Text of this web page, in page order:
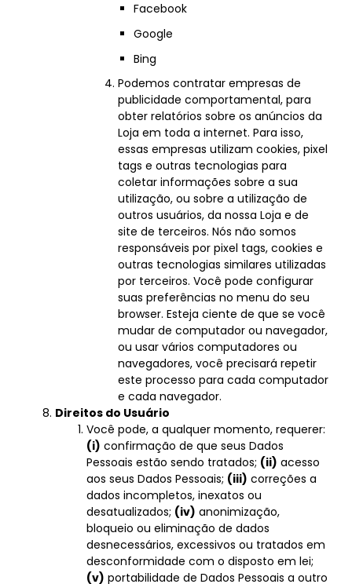
Facebook
Google
Bing
Podemos contratar empresas de
publicidade comportamental, para
obter relatórios sobre os anúncios da
Loja em toda a internet. Para isso,
essas empresas utilizam cookies, pixel
tags e outras tecnologias para
coletar informações sobre a sua
utilização, ou sobre a utilização de
outros usuários, da nossa Loja e de
site de terceiros. Nós não somos
responsáveis por pixel tags, cookies e
outras tecnologias similares utilizadas
por terceiros. Você pode configurar
suas preferências no menu do seu
browser. Esteja ciente de que se você
mudar de computador ou navegador,
ou usar vários computadores ou
navegadores, você precisará repetir
este processo para cada computador
e cada navegador.
Direitos do Usuário
Você pode, a qualquer momento, requerer:
(i) confirmação de que seus Dados
Pessoais estão sendo tratados; (ii) acesso
aos seus Dados Pessoais; (iii) correções a
dados incompletos, inexatos ou
desatualizados; (iv) anonimização,
bloqueio ou eliminação de dados
desnecessários, excessivos ou tratados em
desconformidade com o disposto em lei;
(v) portabilidade de Dados Pessoais a outro